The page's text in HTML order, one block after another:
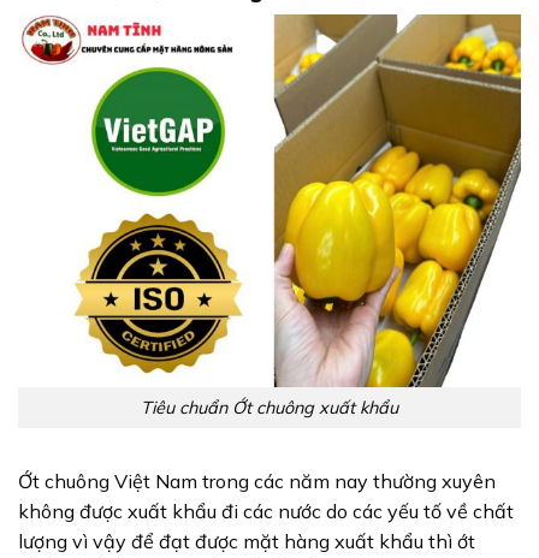
Tiêu chuẩn Ớt chuông xuất khẩu
Ớt chuông Việt Nam trong các năm nay thường xuyên
không được xuất khẩu đi các nước do các yếu tố về chất
lượng vì vậy để đạt được mặt hàng xuất khẩu thì ớt